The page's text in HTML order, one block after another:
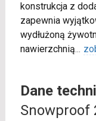
konstrukcja z
zapewnia
wydłużoną
nawierzchnią...
Dane
Snowproof